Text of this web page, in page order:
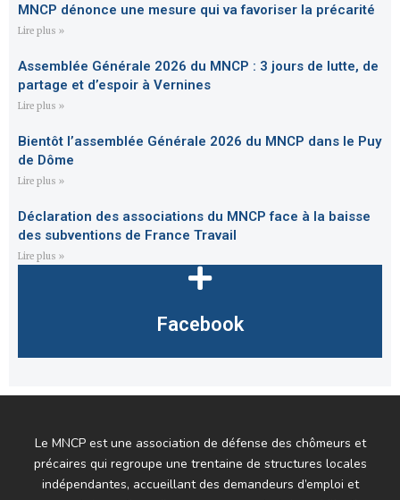
MNCP dénonce une mesure qui va favoriser la précarité
Lire plus »
Assemblée Générale 2026 du MNCP : 3 jours de lutte, de
partage et d’espoir à Vernines
Lire plus »
Bientôt l’assemblée Générale 2026 du MNCP dans le Puy
de Dôme
Lire plus »
Déclaration des associations du MNCP face à la baisse
des subventions de France Travail
Lire plus »
Facebook
Le MNCP est une association de défense des chômeurs et
précaires qui regroupe une trentaine de structures locales
indépendantes, accueillant des demandeurs d’emploi et